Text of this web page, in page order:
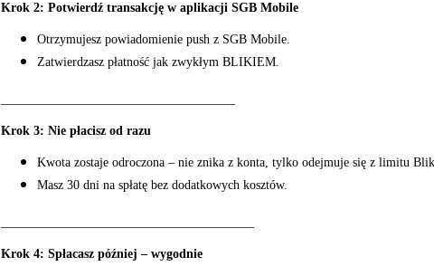
Krok 2: Potwierdź transakcję w aplikacji SGB Mobile
Otrzymujesz powiadomienie push z SGB Mobile.
Zatwierdzasz płatność jak zwykłym BLIKIEM.
Krok 3: Nie płacisz od razu
Kwota zostaje odroczona – nie znika z konta, tylko odejmuje się z limitu Blik
Masz 30 dni na spłatę bez dodatkowych kosztów.
Krok 4: Spłacasz później – wygodnie